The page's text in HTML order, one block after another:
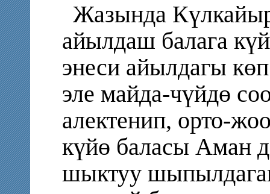
Жазында
айылдаш балага
энеси айылдагы
эле майда-чүйдө
алектенип, орто-
күйө баласы Аман
шыктуу